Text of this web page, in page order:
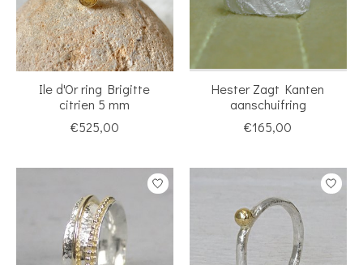
Ile d'Or ring Brigitte
citrien 5 mm
€525,00
Hester Zagt Kanten
aanschuifring
€165,00